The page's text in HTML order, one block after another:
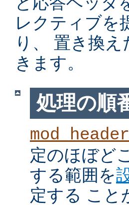
レクティブを
り、 置き換
きます。
処理の順
定のほぼど
する範囲を
定する こと